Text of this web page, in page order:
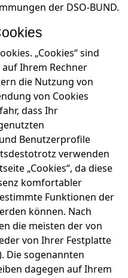
der DSO-BUND.
„Cookies“ sind
Ihrem Rechner
die Nutzung von
von Cookies
dass Ihr
Benutzerprofile
verwenden
„Cookies“, da diese
komfortabler
Funktionen der
können. Nach
die meisten der von
von Ihrer Festplatte
Die sogenannten
dagegen auf Ihrem